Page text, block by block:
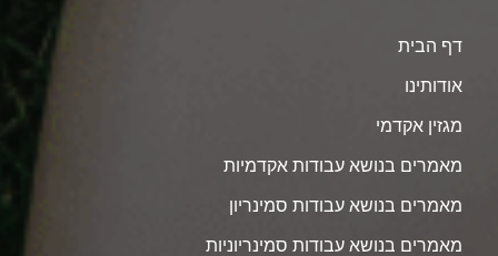
דף הבית
אודותינו
מגזין אקדמי
מאמרים בנושא עבודות אקדמיות
מאמרים בנושא עבודות סמינריון
מאמרים בנושא עבודות סמינריוניות